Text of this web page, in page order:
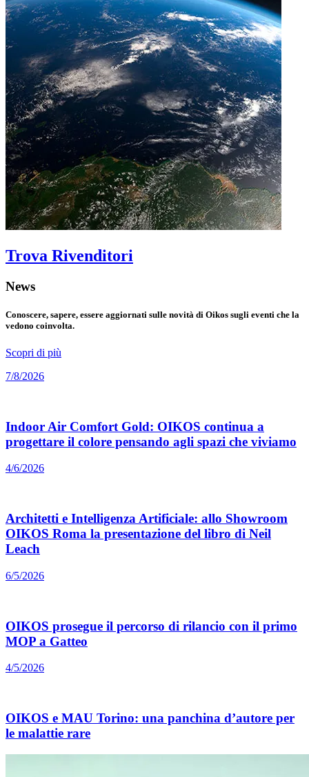
Trova Rivenditori
News
Conoscere, sapere, essere aggiornati sulle novità di Oikos sugli eventi che la
vedono coinvolta.
Scopri di più
7/8/2026
Indoor Air Comfort Gold: OIKOS continua a
progettare il colore pensando agli spazi che viviamo
4/6/2026
Architetti e Intelligenza Artificiale: allo Showroom
OIKOS Roma la presentazione del libro di Neil
Leach
6/5/2026
OIKOS prosegue il percorso di rilancio con il primo
MOP a Gatteo
4/5/2026
OIKOS e MAU Torino: una panchina d’autore per
le malattie rare